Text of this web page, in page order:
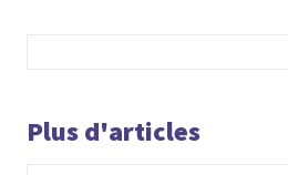
Plus d'articles